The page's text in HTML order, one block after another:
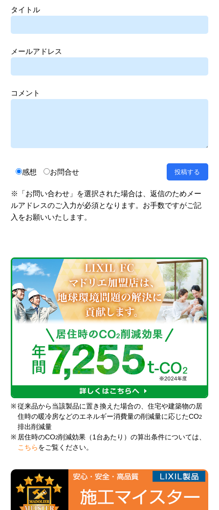
タイトル
メールアドレス
コメント
感想 お問合せ
※「お問い合わせ」を選択された場合は、返信のためメー
ルアドレスのご入力が必須となります。お手数ですがご記
入をお願いいたします。
※ 従来品から当該製品に置き換えた場合の、住宅や建築物の居
住時の暖冷房などのエネルギー消費量の削減量に応じたCO2
排出削減量
※ 居住時のCO2削減効果（1台あたり）の算出条件については、
こちら をご覧ください。